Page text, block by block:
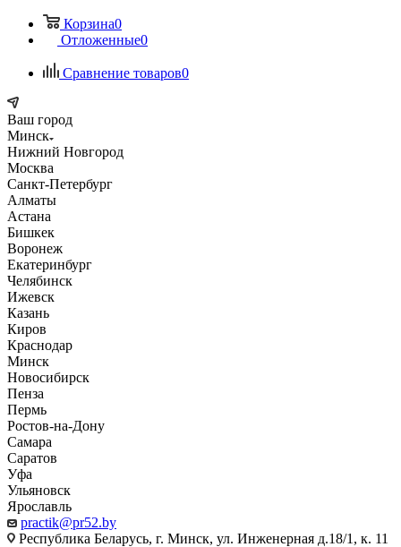
Корзина0
Отложенные0
Сравнение товаров0
Ваш город
Минск
Нижний Новгород
Москва
Санкт-Петербург
Алматы
Астана
Бишкек
Воронеж
Екатеринбург
Челябинск
Ижевск
Казань
Киров
Краснодар
Минск
Новосибирск
Пенза
Пермь
Ростов-на-Дону
Самара
Саратов
Уфа
Ульяновск
Ярославль
practik@pr52.by
Республика Беларусь, г. Минск, ул. Инженерная д.18/1, к. 11